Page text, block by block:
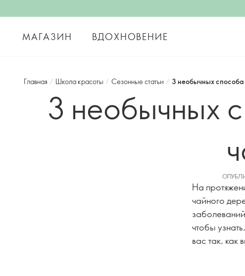
МАГАЗИН ВДОХНОВЕНИЕ
Главная / Школа красоты / Сезонные статьи / 3 необычных способа
3 необычных
На
чайного
чтобы
вас так, как